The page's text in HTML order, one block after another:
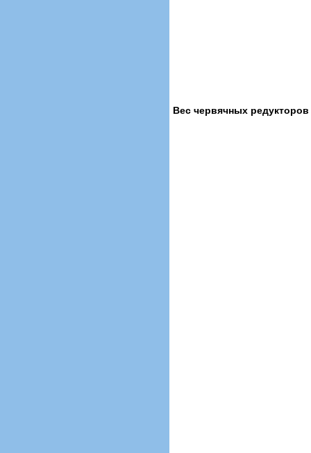
Вес червячных редукторов